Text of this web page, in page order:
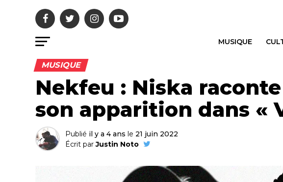
MUSIQUE
MUSIQUE
Nekfeu : Niska
son apparition dans «
Publié il y a 4 ans le 21 juin 2022
Écrit par Justin Noto